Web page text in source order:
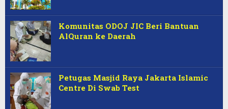
Komunitas ODOJ JIC Beri Bantuan
AlQuran ke Daerah
Petugas Masjid Raya Jakarta Islamic
Centre Di Swab Test